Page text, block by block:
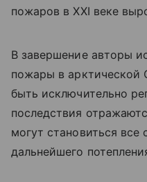
пожаров в XXI веке
В завершение авторы
пожары в арктической
быть исключительно
последствия
могут становиться все
дальнейшего